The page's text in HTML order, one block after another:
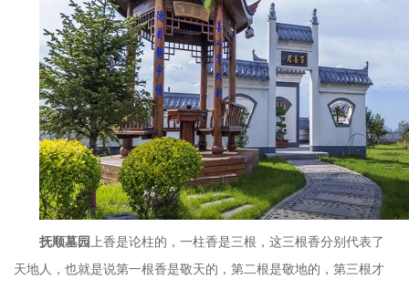
抚顺墓园上香是论柱的，一柱香是三根，这三根香分别代表了
天地人，也就是说第一根香是敬天的，第二根是敬地的，第三根才